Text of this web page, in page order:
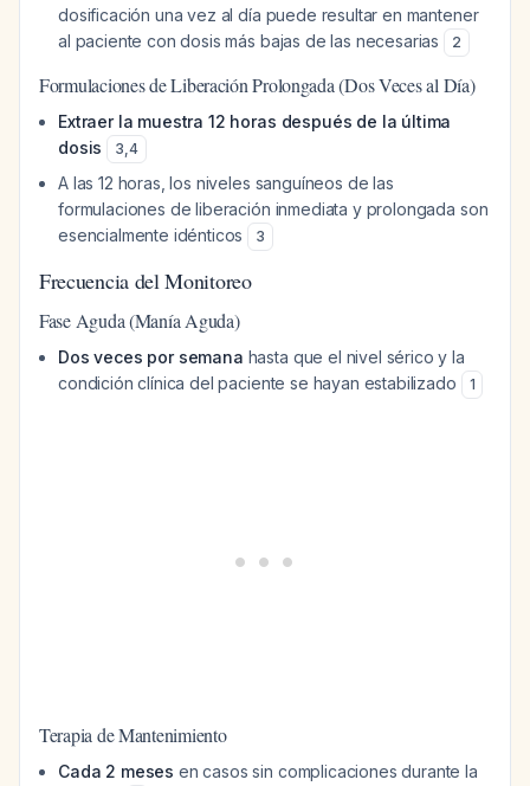
dosificación una vez al día puede resultar en mantener
al paciente con dosis más bajas de las necesarias
2
Formulaciones de Liberación Prolongada (Dos Veces al Día)
Extraer la muestra 12 horas después de la última
dosis
3,4
A las 12 horas, los niveles sanguíneos de las
formulaciones de liberación inmediata y prolongada son
esencialmente idénticos
3
Frecuencia del Monitoreo
Fase Aguda (Manía Aguda)
Dos veces por semana hasta que el nivel sérico y la
condición clínica del paciente se hayan estabilizado
1
Terapia de Mantenimiento
Cada 2 meses en casos sin complicaciones durante la